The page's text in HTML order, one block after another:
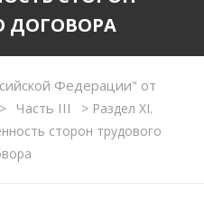
ДОГОВОРА
Федерации" от
> Часть III >Раздел XI.
сторон трудового